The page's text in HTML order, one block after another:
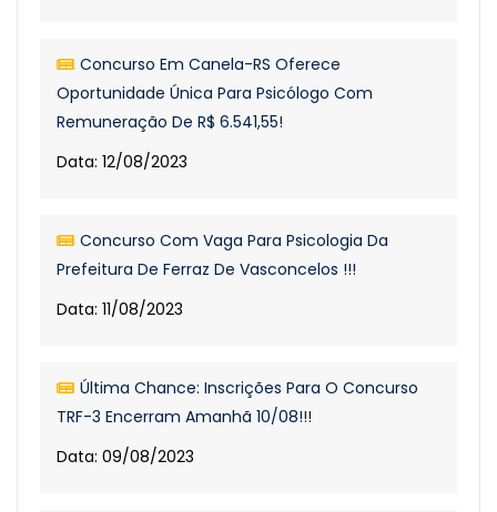
Concurso Em Canela-RS Oferece
Oportunidade Única Para Psicólogo Com
Remuneração De R$ 6.541,55!
Data: 12/08/2023
Concurso Com Vaga Para Psicologia Da
Prefeitura De Ferraz De Vasconcelos !!!
Data: 11/08/2023
Última Chance: Inscrições Para O Concurso
TRF-3 Encerram Amanhã 10/08!!!
Data: 09/08/2023